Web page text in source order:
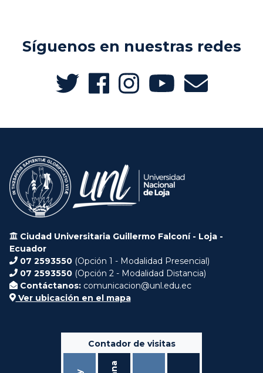
Síguenos en nuestras redes
Ciudad Universitaria Guillermo Falconí - Loja -
Ecuador
07 2593550 (Opción 1 - Modalidad Presencial)
07 2593550 (Opción 2 - Modalidad Distancia)
Contáctanos: comunicacion@unl.edu.ec
Ver ubicación en el mapa
Contador de visitas